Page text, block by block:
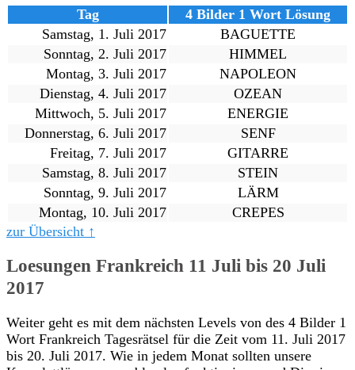
Tag
4 Bilder 1 Wort Lösung
Samstag, 1. Juli 2017
BAGUETTE
Sonntag, 2. Juli 2017
HIMMEL
Montag, 3. Juli 2017
NAPOLEON
Dienstag, 4. Juli 2017
OZEAN
Mittwoch, 5. Juli 2017
ENERGIE
Donnerstag, 6. Juli 2017
SENF
Freitag, 7. Juli 2017
GITARRE
Samstag, 8. Juli 2017
STEIN
Sonntag, 9. Juli 2017
LÄRM
Montag, 10. Juli 2017
CREPES
zur Übersicht ↑
Loesungen Frankreich 11 Juli bis 20 Juli
2017
Weiter geht es mit dem nächsten Levels von des 4 Bilder 1
Wort Frankreich Tagesrätsel für die Zeit vom 11. Juli 2017
bis 20. Juli 2017. Wie in jedem Monat sollten unsere